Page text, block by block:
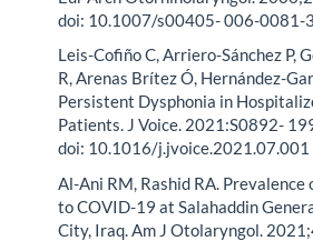
doi: 10.1007/s00405- 006-0081-3
Leis-Cofiño C, Arriero-Sánchez P,
R, Arenas Brítez Ó, Hernández-
Persistent Dysphonia in
Patients. J Voice. 2021:S0892-
doi: 10.1016/j.jvoice.2021.07.001
Al-Ani RM, Rashid RA. Prevalence
to COVID-19 at Salahaddin
City, Iraq. Am J Otolaryngol.